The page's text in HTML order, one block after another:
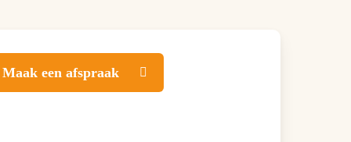
Maak een afspraak